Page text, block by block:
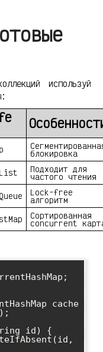
используй
блокировка
Подходит для
частого чтения
Lock-free
алгоритм
Сортированная
concurrent
cache